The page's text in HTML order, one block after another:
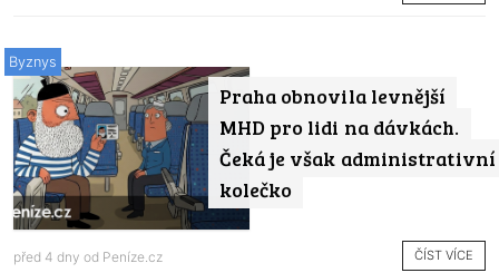
Praha obnovila levnější
MHD pro lidi na dávkách.
Čeká je však administrativní
kolečko
Byznys
před 4 dny od Peníze.cz ČÍST VÍCE